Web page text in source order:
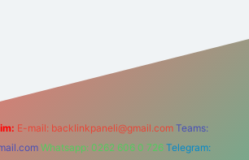
E-mail: backlinkpaneli@gmail.com Teams:
Whatsapp: 0262 606 0 726 Telegram: